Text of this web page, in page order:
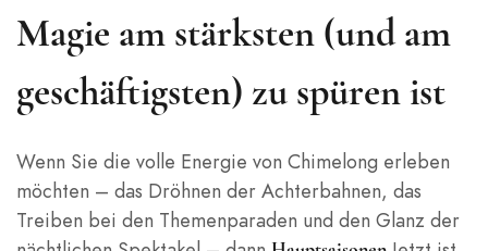
Magie am stärksten (und am
geschäftigsten) zu spüren ist
Wenn Sie die volle Energie von Chimelong erleben
möchten – das Dröhnen der Achterbahnen, das
Treiben bei den Themenparaden und den Glanz der